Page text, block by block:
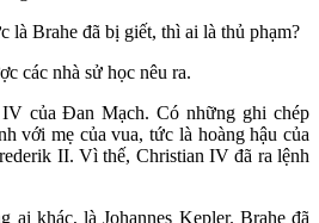
là Brahe đã bị giết, thì ai là thủ phạm?
các nhà sử học nêu ra.
của Đan Mạch. Có những ghi chép
với mẹ của vua, tức là hoàng hậu của
II. Vì thế, Christian IV đã ra lệnh
ai khác, là Johannes Kepler. Brahe đã